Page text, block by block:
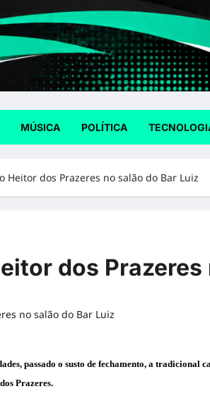
MÚSICA POLÍTICA
Heitor dos Prazeres no salão do Bar Luiz
dos
passado o susto de fechamento, a tradicional
Prazeres.